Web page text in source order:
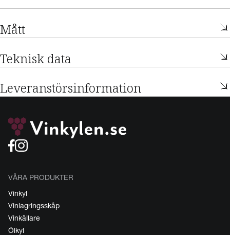
Mått
Teknisk data
Leveranstörsinformation
VÅRA PRODUKTER
Vinkyl
Vinlagringsskåp
Vinkällare
Ölkyl